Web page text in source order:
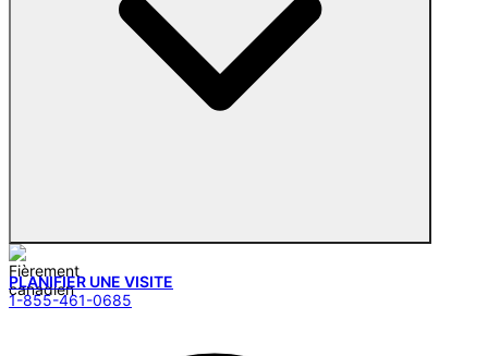
PLANIFIER UNE VISITE
1-855-461-0685